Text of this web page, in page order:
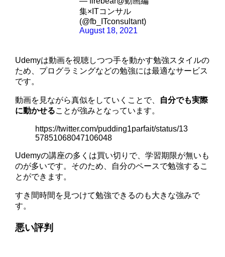
集×ITコンサル
(@fb_ITconsultant)
August 18, 2021
Udemyは動画を視聴しつつ手を動かす勉強スタイルの
ため、プログラミングなどの勉強には最適なサービス
です。
動画を見ながら真似をしていくことで、 自分でも実際
に動かせることが強みとなっています。
https://twitter.com/pudding1parfait/status/13
57851068047106048
Udemyの講座の多くは買い切りで、学習期限が無いも
のが多いです。そのため、自分のペースで勉強するこ
とができます。
すき間時間を見つけて勉強できるのも大きな強みで
す。
悪い評判